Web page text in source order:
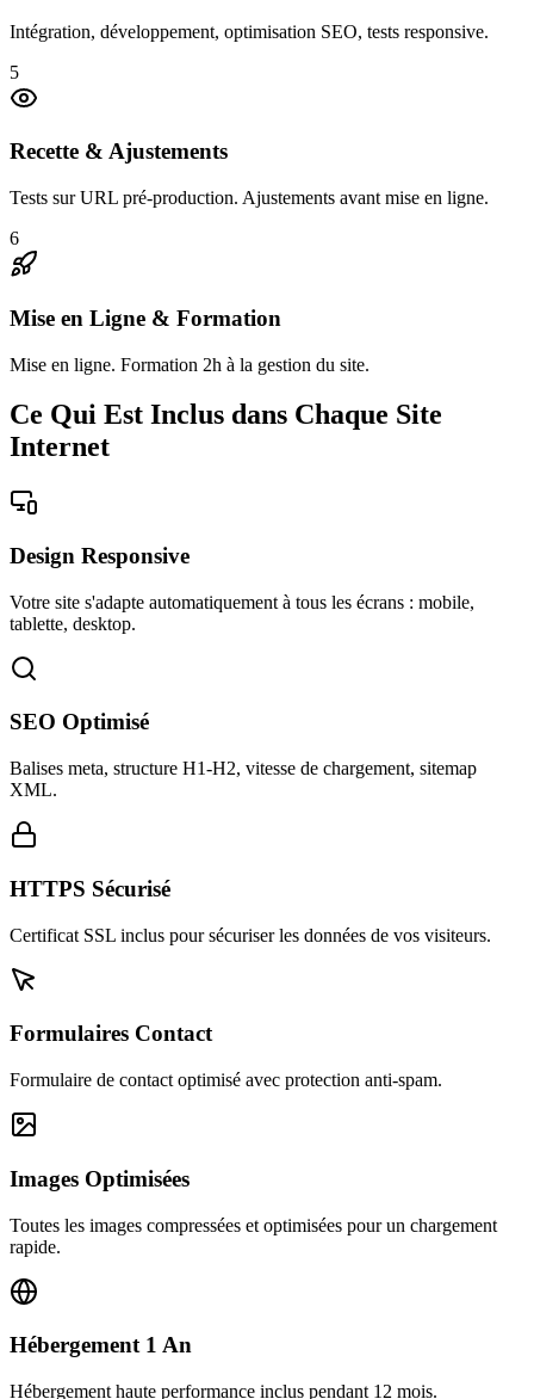
Intégration, développement, optimisation SEO, tests responsive.
5
Recette & Ajustements
Tests sur URL pré-production. Ajustements avant mise en ligne.
6
Mise en Ligne & Formation
Mise en ligne. Formation 2h à la gestion du site.
Ce Qui Est Inclus dans Chaque Site
Internet
Design Responsive
Votre site s'adapte automatiquement à tous les écrans : mobile,
tablette, desktop.
SEO Optimisé
Balises meta, structure H1-H2, vitesse de chargement, sitemap
XML.
HTTPS Sécurisé
Certificat SSL inclus pour sécuriser les données de vos visiteurs.
Formulaires Contact
Formulaire de contact optimisé avec protection anti-spam.
Images Optimisées
Toutes les images compressées et optimisées pour un chargement
rapide.
Hébergement 1 An
Hébergement haute performance inclus pendant 12 mois.